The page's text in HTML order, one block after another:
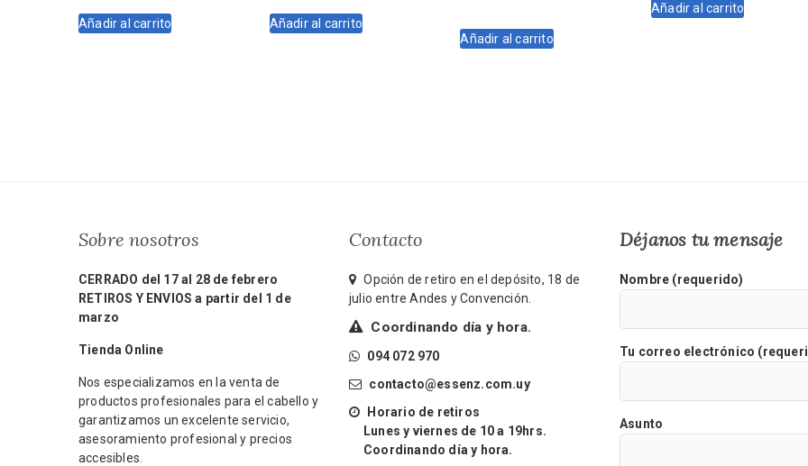
era:
es:
Añadir al carrito
era:
es:
Añadir al carrito
era:
es:
Añadir al carrito
era:
es:
Añadir al carrito
Sobre nosotros
CERRADO del 17 al 28 de febrero
RETIROS Y ENVIOS a partir del 1 de
marzo
Tienda Online
Nos especializamos en la venta de
productos profesionales para el cabello y
garantizamos un excelente servicio,
asesoramiento profesional y precios
accesibles.
Contacto
Opción de retiro en el depósito, 18 de
julio entre Andes y Convención.
Coordinando día y hora.
094 072 970
contacto@essenz.com.uy
Horario de retiros
Lunes y viernes de 10 a 19hrs.
Coordinando día y hora.
Déjanos tu mensaje
Nombre (requerido)
Tu correo electrónico
Asunto